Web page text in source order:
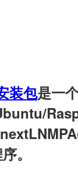
装包是一
。